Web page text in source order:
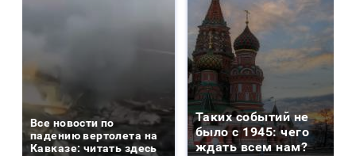
Все новости по
падению вертолета на
Кавказе: читать здесь
Таких событий не
было с 1945: чего
ждать всем нам?